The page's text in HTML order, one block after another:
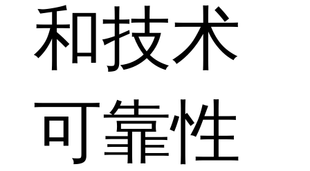
和技术
可靠性